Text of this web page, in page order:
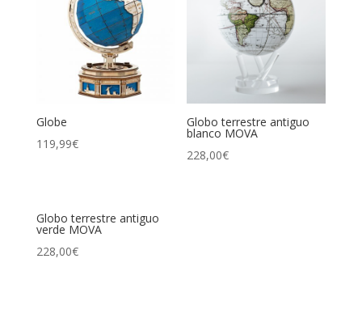
Globe
119,99€
Globo terrestre antiguo
blanco MOVA
228,00€
Globo terrestre antiguo
verde MOVA
228,00€